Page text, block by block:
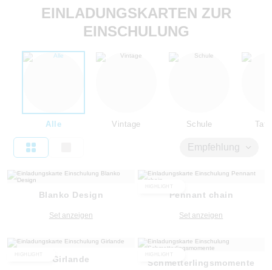
EINLADUNGSKARTEN ZUR
EINSCHULUNG
Alle Vintage Schule
Empfehlung
Blanko Design
Set anzeigen
Pennant chain
Set anzeigen
Girlande Schmetterlingsmomente